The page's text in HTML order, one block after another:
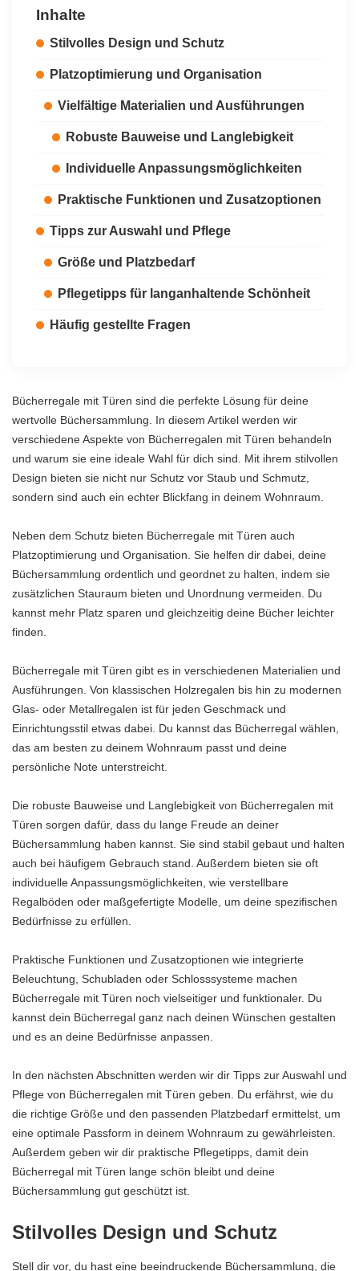
Inhalte
Stilvolles Design und Schutz
Platzoptimierung und Organisation
Vielfältige Materialien und Ausführungen
Robuste Bauweise und Langlebigkeit
Individuelle Anpassungsmöglichkeiten
Praktische Funktionen und Zusatzoptionen
Tipps zur Auswahl und Pflege
Größe und Platzbedarf
Pflegetipps für langanhaltende Schönheit
Häufig gestellte Fragen
Bücherregale mit Türen sind die perfekte Lösung für deine
wertvolle Büchersammlung. In diesem Artikel werden wir
verschiedene Aspekte von Bücherregalen mit Türen behandeln
und warum sie eine ideale Wahl für dich sind. Mit ihrem stilvollen
Design bieten sie nicht nur Schutz vor Staub und Schmutz,
sondern sind auch ein echter Blickfang in deinem Wohnraum.
Neben dem Schutz bieten Bücherregale mit Türen auch
Platzoptimierung und Organisation. Sie helfen dir dabei, deine
Büchersammlung ordentlich und geordnet zu halten, indem sie
zusätzlichen Stauraum bieten und Unordnung vermeiden. Du
kannst mehr Platz sparen und gleichzeitig deine Bücher leichter
finden.
Bücherregale mit Türen gibt es in verschiedenen Materialien und
Ausführungen. Von klassischen Holzregalen bis hin zu modernen
Glas- oder Metallregalen ist für jeden Geschmack und
Einrichtungsstil etwas dabei. Du kannst das Bücherregal wählen,
das am besten zu deinem Wohnraum passt und deine
persönliche Note unterstreicht.
Die robuste Bauweise und Langlebigkeit von Bücherregalen mit
Türen sorgen dafür, dass du lange Freude an deiner
Büchersammlung haben kannst. Sie sind stabil gebaut und halten
auch bei häufigem Gebrauch stand. Außerdem bieten sie oft
individuelle Anpassungsmöglichkeiten, wie verstellbare
Regalböden oder maßgefertigte Modelle, um deine spezifischen
Bedürfnisse zu erfüllen.
Praktische Funktionen und Zusatzoptionen wie integrierte
Beleuchtung, Schubladen oder Schlosssysteme machen
Bücherregale mit Türen noch vielseitiger und funktionaler. Du
kannst dein Bücherregal ganz nach deinen Wünschen gestalten
und es an deine Bedürfnisse anpassen.
In den nächsten Abschnitten werden wir dir Tipps zur Auswahl und
Pflege von Bücherregalen mit Türen geben. Du erfährst, wie du
die richtige Größe und den passenden Platzbedarf ermittelst, um
eine optimale Passform in deinem Wohnraum zu gewährleisten.
Außerdem geben wir dir praktische Pflegetipps, damit dein
Bücherregal mit Türen lange schön bleibt und deine
Büchersammlung gut geschützt ist.
Stilvolles Design und Schutz
Stell dir vor, du hast eine beeindruckende Büchersammlung, die